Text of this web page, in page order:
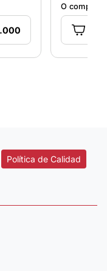
O comprá
Política de Calidad